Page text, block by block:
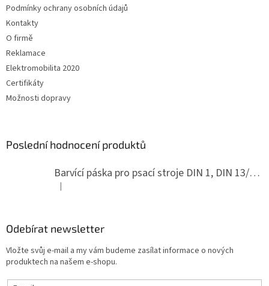
Podmínky ochrany osobních údajů
Kontakty
O firmě
Reklamace
Elektromobilita 2020
Certifikáty
Možnosti dopravy
Poslední hodnocení produktů
Barvící páska pro psací stroje DIN 1, DIN 13/10, LAND, PA červenočerná
Hodnocení produktu je 5 z 5 hvězdiček.
|
Odebírat newsletter
Vložte svůj e-mail a my vám budeme zasílat informace o nových
produktech na našem e-shopu.